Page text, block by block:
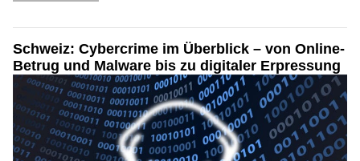
Schweiz: Cybercrime im Überblick – von Online-
Betrug und Malware bis zu digitaler Erpressung